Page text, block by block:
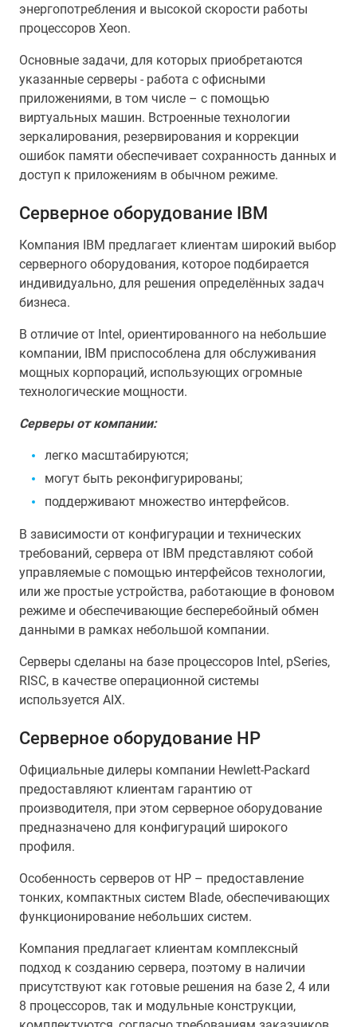
энергопотребления и высокой скорости работы
процессоров Xeon.
Основные задачи, для которых приобретаются
указанные серверы - работа с офисными
приложениями, в том числе – с помощью
виртуальных машин. Встроенные технологии
зеркалирования, резервирования и коррекции
ошибок памяти обеспечивает сохранность данных и
доступ к приложениям в обычном режиме.
Серверное оборудование IBM
Компания IBM предлагает клиентам широкий выбор
серверного оборудования, которое подбирается
индивидуально, для решения определённых задач
бизнеса.
В отличие от Intel, ориентированного на небольшие
компании, IBM приспособлена для обслуживания
мощных корпораций, использующих огромные
технологические мощности.
Серверы от компании:
легко масштабируются;
могут быть реконфигурированы;
поддерживают множество интерфейсов.
В зависимости от конфигурации и технических
требований, сервера от IBM представляют собой
управляемые с помощью интерфейсов технологии,
или же простые устройства, работающие в фоновом
режиме и обеспечивающие бесперебойный обмен
данными в рамках небольшой компании.
Серверы сделаны на базе процессоров Intel, pSeries,
RISC, в качестве операционной системы
используется AIX.
Серверное оборудование HP
Официальные дилеры компании Hewlett-Packard
предоставляют клиентам гарантию от
производителя, при этом серверное оборудование
предназначено для конфигураций широкого
профиля.
Особенность серверов от HP – предоставление
тонких, компактных систем Blade, обеспечивающих
функционирование небольших систем.
Компания предлагает клиентам комплексный
подход к созданию сервера, поэтому в наличии
присутствуют как готовые решения на базе 2, 4 или
8 процессоров, так и модульные конструкции,